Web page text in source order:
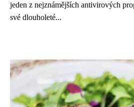
jeden z nejznámějších antivirových
své dlouholeté...